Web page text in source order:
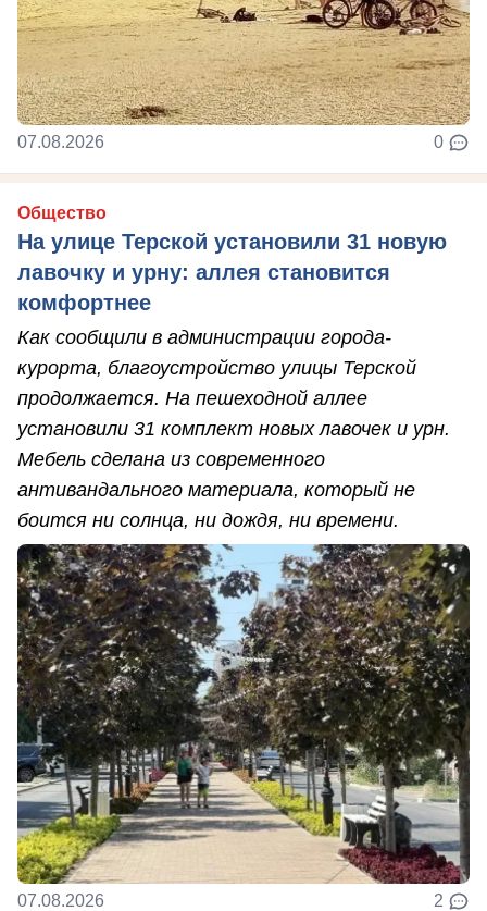
07.08.2026 0
Общество
На улице Терской установили 31 новую
лавочку и урну: аллея становится
комфортнее
Как сообщили в администрации города-
курорта, благоустройство улицы Терской
продолжается. На пешеходной аллее
установили 31 комплект новых лавочек и урн.
Мебель сделана из современного
антивандального материала, который не
боится ни солнца, ни дождя, ни времени.
07.08.2026 2